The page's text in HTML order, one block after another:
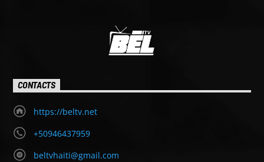
CONTACTS
https://beltv.net
+50946437959
beltvhaiti@gmail.com